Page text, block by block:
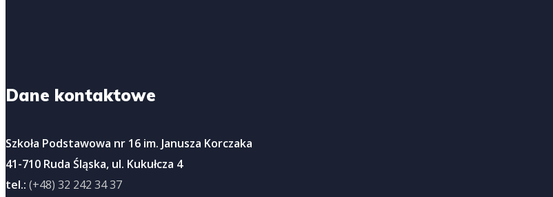
Dane kontaktowe
Szkoła Podstawowa nr 16 im. Janusza Korczaka
41-710 Ruda Śląska, ul. Kukułcza 4
tel.: (+48) 32 242 34 37